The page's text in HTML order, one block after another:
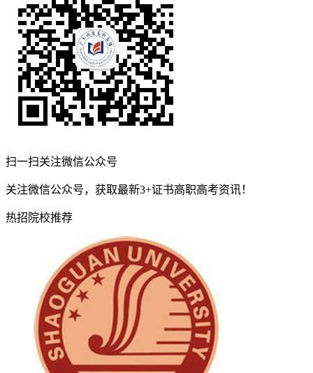
扫一扫关注微信公众号
关注微信公众号，获取最新3+证书高职高考资讯！
热招院校推荐